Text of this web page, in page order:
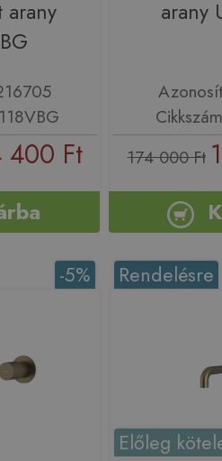
arany
400 Ft
arany
174 000 Ft
-5% Rendelésre
Előleg